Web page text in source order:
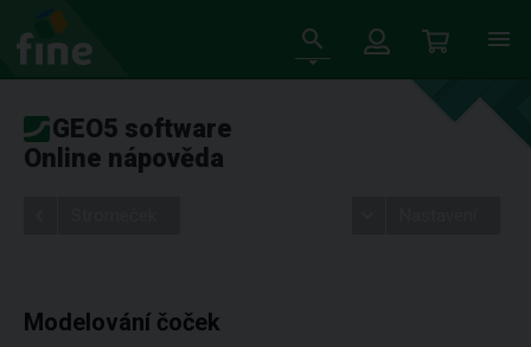
GEO5 software
Online nápověda
Modelování čoček